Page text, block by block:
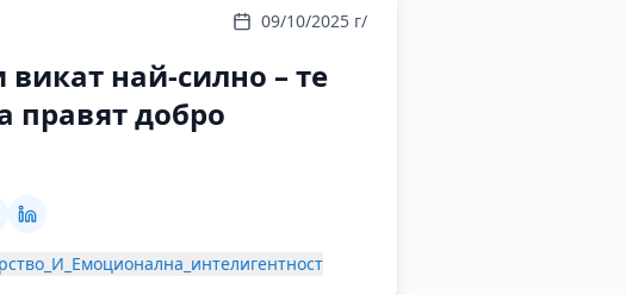
09/10/2025 г/
най-силно – те
правят добро